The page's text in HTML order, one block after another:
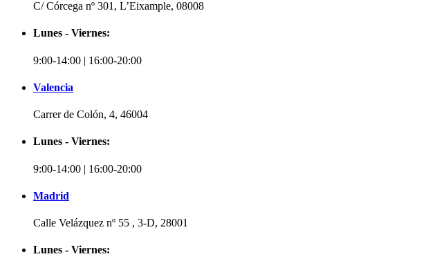
C/ Córcega nº 301, L’Eixample, 08008
Lunes - Viernes:
9:00-14:00 | 16:00-20:00
Valencia
Carrer de Colón, 4, 46004
Lunes - Viernes:
9:00-14:00 | 16:00-20:00
Madrid
Calle Velázquez nº 55 , 3-D, 28001
Lunes - Viernes: